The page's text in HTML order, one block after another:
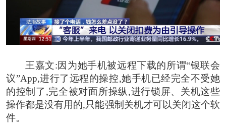
王嘉文:因为她手机被远程下载的所谓“银联会
议”App,进行了远程的操控,她手机已经完全不受她
的控制了,完全被对面所操纵,进行锁屏、关机这些
操作都是没有用的,只能强制关机才可以关闭这个软
件。